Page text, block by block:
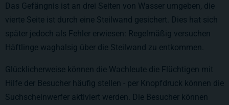
Das Gefängnis ist an drei Seiten von Wasser umgeben, die
vierte Seite ist durch eine Steilwand gesichert. Dies hat sich
später jedoch als Fehler erwiesen: Regelmäßig versuchen
Häftlinge waghalsig über die Steilwand zu entkommen.
Glücklicherweise können die Wachleute die Flüchtigen mit
Hilfe der Besucher häufig stellen - per Knopfdruck können die
Suchscheinwerfer aktiviert werden. Die Besucher können